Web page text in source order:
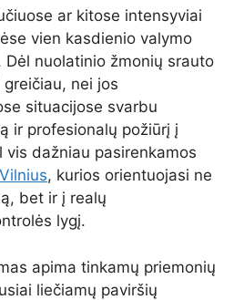
ar kitose intensyviai
vien kasdienio valymo
Dėl nuolatinio žmonių srauto
nei jos
situacijose svarbu
ir profesionalų požiūrį į
dažniau pasirenkamos
, kurios orientuojasi ne
bet ir į realų
lygį.
apima tinkamų priemonių
liečiamų paviršių